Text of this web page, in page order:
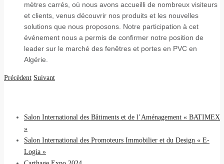
mètres carrés, où nous avons accueilli de nombreux visiteurs
et clients, venus découvrir nos produits et les nouvelles
solutions que nous proposons. Notre participation à cet
événement nous a permis de confirmer notre position de
leader sur le marché des fenêtres et portes en PVC en
Algérie.
Précèdent Suivant
Salon International des Bâtiments et de l’Aménagement « BATIMEX
»
Salon International des Promoteurs Immobilier et du Design « E-
Logia »